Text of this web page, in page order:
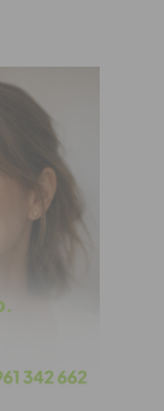
e novas
pela
2003, após
uma